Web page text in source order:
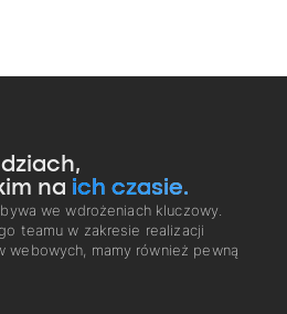
na ich czasie.
we wdrożeniach kluczowy.
teamu w zakresie realizacji
webowych, mamy również pewną